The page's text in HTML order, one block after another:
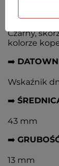
Czarny,
kolorze
➡️
Wskaźnik
➡️
43 mm
➡️
13 mm